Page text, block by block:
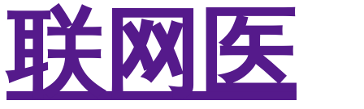
联网医